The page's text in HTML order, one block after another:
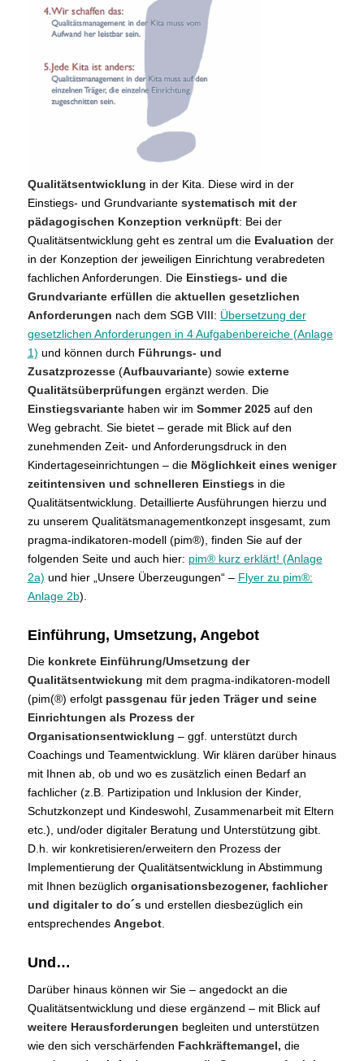
Qualitätsentwicklung in der Kita. Diese wird in der
Einstiegs- und Grundvariante systematisch mit der
pädagogischen Konzeption verknüpft: Bei der
Qualitätsentwicklung geht es zentral um die Evaluation der
in der Konzeption der jeweiligen Einrichtung verabredeten
fachlichen Anforderungen. Die Einstiegs- und die
Grundvariante erfüllen die aktuellen gesetzlichen
Anforderungen nach dem SGB VIII: Übersetzung der
gesetzlichen Anforderungen in 4 Aufgabenbereiche (Anlage
1) und können durch Führungs- und
Zusatzprozesse(Aufbauvariante) sowie externe
Qualitätsüberprüfungen ergänzt werden. Die
Einstiegsvariantehaben wir im Sommer 2025auf den
Weg gebracht. Sie bietet – gerade mit Blick auf den
zunehmenden Zeit- und Anforderungsdruck in den
Kindertageseinrichtungen – die Möglichkeit eines weniger
zeitintensiven und schnelleren Einstiegsin die
Qualitätsentwicklung. Detaillierte Ausführungen hierzu und
zu unserem Qualitätsmanagementkonzept insgesamt, zum
pragma-indikatoren-modell (pim®), finden Sie auf der
folgenden Seite und auch hier: pim® kurz erklärt! (Anlage
2a) und hier „Unsere Überzeugungen“ – Flyer zu pim®:
Anlage 2b).
Einführung, Umsetzung, Angebot
Die konkrete Einführung/Umsetzung der
Qualitätsentwickung mit dem pragma-indikatoren-modell
(pim(®) erfolgt passgenau für jeden Träger und seine
Einrichtungen als Prozess der
Organisationsentwicklung – ggf. unterstützt durch
Coachings und Teamentwicklung. Wir klären darüber hinaus
mit Ihnen ab, ob und wo es zusätzlich einen Bedarf an
fachlicher (z.B. Partizipation und Inklusion der Kinder,
Schutzkonzept und Kindeswohl, Zusammenarbeit mit Eltern
etc.), und/oder digitaler Beratung und Unterstützung gibt.
D.h. wir konkretisieren/erweitern den Prozess der
Implementierung der Qualitätsentwicklung in Abstimmung
mit Ihnen bezüglich organisationsbezogener, fachlicher
und digitaler to do´sund erstellen diesbezüglich ein
entsprechendes Angebot.
Und…
Darüber hinaus können wir Sie – angedockt an die
Qualitätsentwicklung und diese ergänzend – mit Blick auf
weitere Herausforderungen begleiten und unterstützen
wie den sich verschärfenden Fachkräftemangel, die